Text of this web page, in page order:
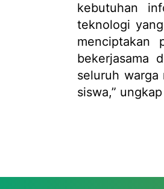
kebutuhan
teknologi
menciptakan
bekerjasama
seluruh warga
siswa,”